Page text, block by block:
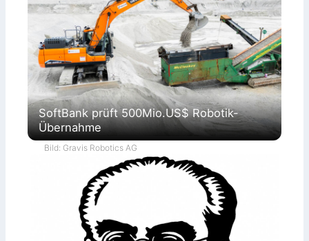
SoftBank prüft 500Mio.US$ Robotik-
Übernahme
Bild: Gravis Robotics AG